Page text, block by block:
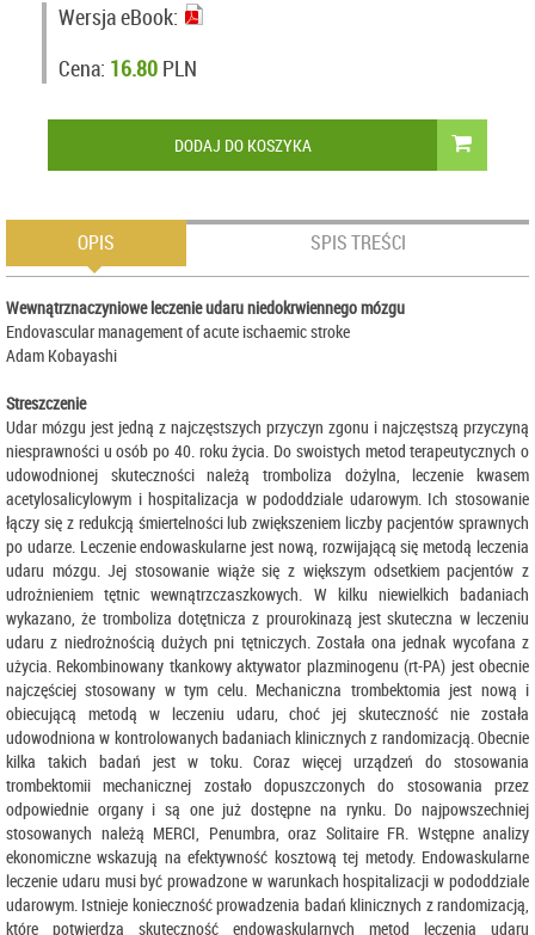
Wersja eBook:
Cena: 16.80 PLN
DODAJ DO KOSZYKA
OPIS SPIS TREŚCI
Wewnątrznaczyniowe leczenie udaru niedokrwiennego mózgu
Endovascular management of acute ischaemic stroke
Adam Kobayashi
Streszczenie
Udar mózgu jest jedną z najczęstszych przyczyn zgonu i najczęstszą przyczyną
niesprawności u osób po 40. roku życia. Do swoistych metod terapeutycznych o
udowodnionej skuteczności należą tromboliza dożylna, leczenie kwasem
acetylosalicylowym i hospitalizacja w pododdziale udarowym. Ich stosowanie
łączy się z redukcją śmiertelności lub zwiększeniem liczby pacjentów sprawnych
po udarze. Leczenie endowaskularne jest nową, rozwijającą się metodą leczenia
udaru mózgu. Jej stosowanie wiąże się z większym odsetkiem pacjentów z
udrożnieniem tętnic wewnątrzczaszkowych. W kilku niewielkich badaniach
wykazano, że tromboliza dotętnicza z prourokinazą jest skuteczna w leczeniu
udaru z niedrożnością dużych pni tętniczych. Została ona jednak wycofana z
użycia. Rekombinowany tkankowy aktywator plazminogenu (rt-PA) jest obecnie
najczęściej stosowany w tym celu. Mechaniczna trombektomia jest nową i
obiecującą metodą w leczeniu udaru, choć jej skuteczność nie została
udowodniona w kontrolowanych badaniach klinicznych z randomizacją. Obecnie
kilka takich badań jest w toku. Coraz więcej urządzeń do stosowania
trombektomii mechanicznej zostało dopuszczonych do stosowania przez
odpowiednie organy i są one już dostępne na rynku. Do najpowszechniej
stosowanych należą MERCI, Penumbra, oraz Solitaire FR. Wstępne analizy
ekonomiczne wskazują na efektywność kosztową tej metody. Endowaskularne
leczenie udaru musi być prowadzone w warunkach hospitalizacji w pododdziale
udarowym. Istnieje konieczność prowadzenia badań klinicznych z randomizacją,
które potwierdzą skuteczność endowaskularnych metod leczenia udaru